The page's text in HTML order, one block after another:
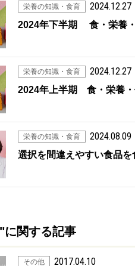
栄養の知識・食育 2024.12.27
2024年下半期 食・栄養・
栄養の知識・食育 2024.12.27
2024年上半期 食・栄養・
栄養の知識・食育 2024.08.09
選択を間違えやすい食品
に関する記事
その他 2017.04.10